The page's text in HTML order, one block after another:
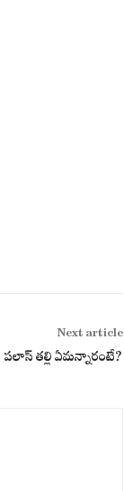
Next article
తల్లి ఏమన్నారంటే?